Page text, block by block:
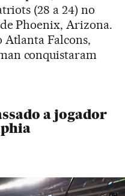
(28 a 24) no
Phoenix, Arizona.
Atlanta Falcons,
conquistaram
a jogador